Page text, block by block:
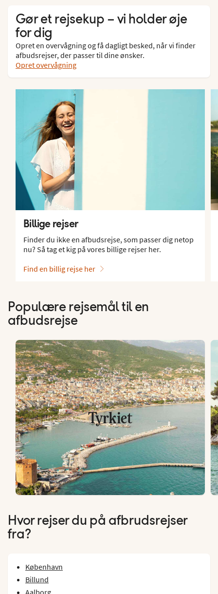
Gør et rejsekup – vi holder øje
for dig
Opret en overvågning og få dagligt besked, når vi finder
afbudsrejser, der passer til dine ønsker.
Opret overvågning
Billige rejser
Finder du ikke en afbudsrejse, som passer dig netop
nu? Så tag et kig på vores billige rejser her.
Find en billig rejse her
Populære rejsemål til en
afbudsrejse
Tyrkiet
Hvor rejser du på afbrudsrejser
fra?
København
Billund
Aalborg